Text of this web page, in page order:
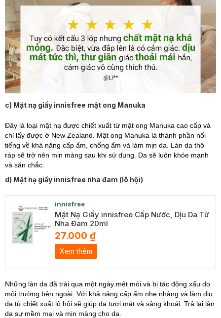
c) Mặt nạ giấy innisfree mật ong Manuka
Đây là loại mặt nạ được chiết xuất từ mật ong Manuka cao cấp và
chỉ lấy được ở New Zealand. Mật ong Manuka là thành phần nổi
tiếng về khả năng cấp ẩm, chống ẩm và làm mịn da. Làn da thô
ráp sẽ trở nên mịn màng sau khi sử dụng. Da sẽ luôn khỏe mạnh
và săn chắc.
d) Mặt nạ giấy innisfree nha đam (lô hội)
innisfree
Mặt Nạ Giấy innisfree Cấp Nước, Dịu Da Từ
Nha Đam 20ml
27.000 ₫
Xem thêm
Những làn da đã trải qua một ngày mệt mỏi và bị tác động xấu do
môi trường bên ngoài. Với khả năng cấp ẩm nhẹ nhàng và làm dịu
da từ chiết xuất lô hội sẽ giúp da tươi mát và sảng khoái. Trả lại làn
da sự mềm mại và mịn màng cho da.